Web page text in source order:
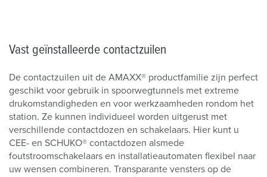
Vast geïnstalleerde contactzuilen
De contactzuilen uit de AMAXX® productfamilie zijn perfect
geschikt voor gebruik in spoorwegtunnels met extreme
drukomstandigheden en voor werkzaamheden rondom het
station. Ze kunnen individueel worden uitgerust met
verschillende contactdozen en schakelaars. Hier kunt u
CEE- en SCHUKO® contactdozen alsmede
foutstroomschakelaars en installatieautomaten flexibel naar
uw wensen combineren. Transparante vensters op de